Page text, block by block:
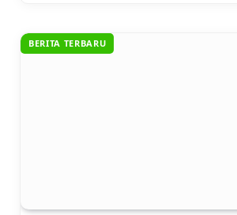
BERITA TERBARU